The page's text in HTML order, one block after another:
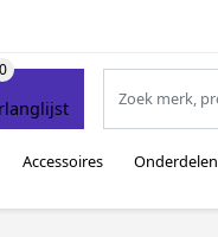
Accessoires Onderdelen